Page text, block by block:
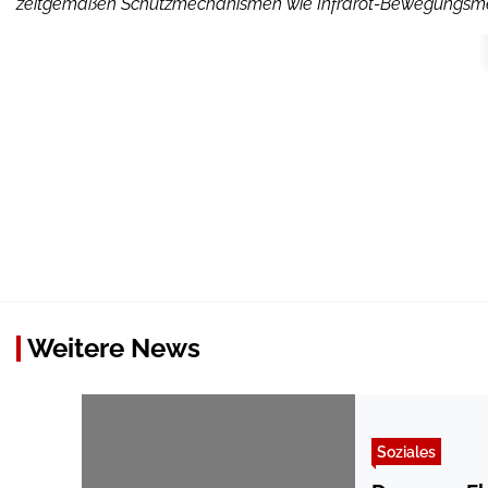
Weitere News
Soziales